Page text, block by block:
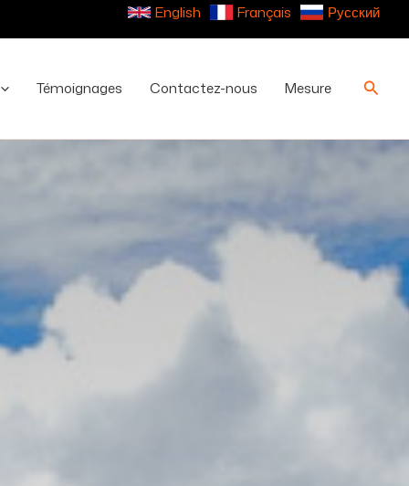
English Français Русский
Témoignages Contactez-nous Mesure